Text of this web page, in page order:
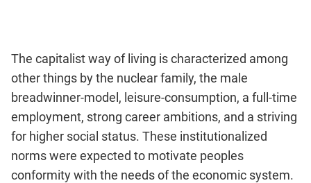
The capitalist way of living is characterized among
other things by the nuclear family, the male
breadwinner-model, leisure-consumption, a full-time
employment, strong career ambitions, and a striving
for higher social status. These institutionalized
norms were expected to motivate peoples
conformity with the needs of the economic system.